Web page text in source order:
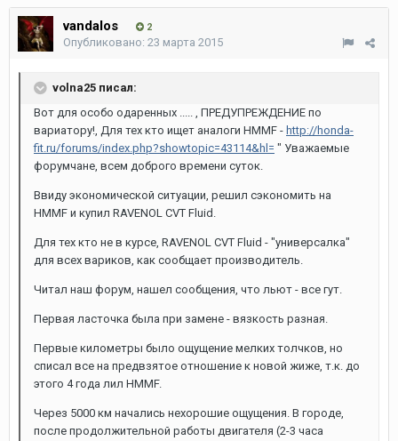
vandalos 2
Опубликовано: 23 марта 2015
volna25 писал:
Вот для особо одаренных ..... , ПРЕДУПРЕЖДЕНИЕ по
вариатору!, Для тех кто ищет аналоги HMMF - http://honda-
fit.ru/forums/index.php?showtopic=43114&hl= " Уважаемые
форумчане, всем доброго времени суток.
Ввиду экономической ситуации, решил сэкономить на
HMMF и купил RAVENOL CVT Fluid.
Для тех кто не в курсе, RAVENOL CVT Fluid - "универсалка"
для всех вариков, как сообщает производитель.
Читал наш форум, нашел сообщения, что льют - все гут.
Первая ласточка была при замене - вязкость разная.
Первые километры было ощущение мелких толчков, но
списал все на предвзятое отношение к новой жиже, т.к. до
этого 4 года лил HMMF.
Через 5000 км начались нехорошие ощущения. В городе,
после продолжительной работы двигателя (2-3 часа